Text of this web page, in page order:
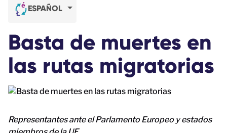
CÓMO NOS FINANCIAMOS
CONTACTO
Únete a nuestra comunidad
DONA
ESPAÑOL
Basta de muertes en
las rutas migratorias
Representantes ante el Parlamento Europeo y estados